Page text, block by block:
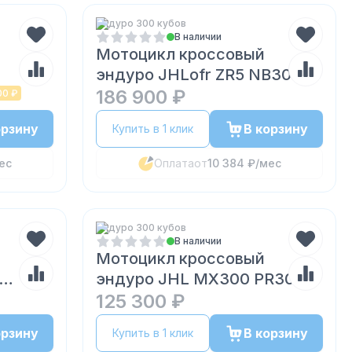
₽
Эндуро 300 кубов
В наличии
Мотоцикл кроссовый
эндуро JHLofr ZR5 NB300
(174MN-5)
186 900 ₽
Купить в 1 клик В корзину
Оплатаот10 384 ₽/мес
Эндуро 300 кубов
В наличии
Мотоцикл кроссовый
эндуро JHL MX300 PR300
(175FMN)
125 300 ₽
Купить в 1 клик В корзину